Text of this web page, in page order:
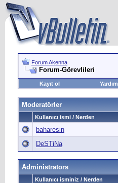
Forum Akenna
Forum-Görevlileri
Kayıt ol Yardım
Moderatörler
Kullanıcı ismi / Nerden
baharesin
DeSTiNa
Administrators
Kullanıcı isminiz / Nerden